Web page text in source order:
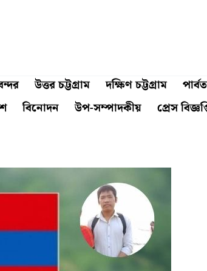
উত্তর চট্টগ্রাম দক্ষিণ চট্টগ্রাম
বিনোদন উপ-সম্পাদকীয় প্রেস